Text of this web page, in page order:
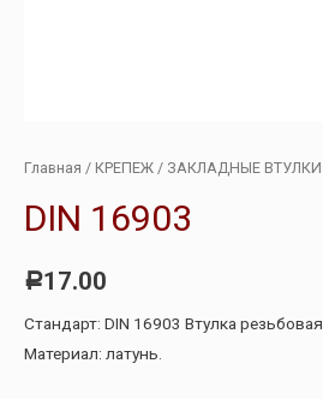
Главная / КРЕПЕЖ / ЗАКЛАДНЫЕ ВТУЛКИ
DIN 16903
Р17.00
Стандарт: DIN 16903 Втулка резьбовая.
Материал: латунь.